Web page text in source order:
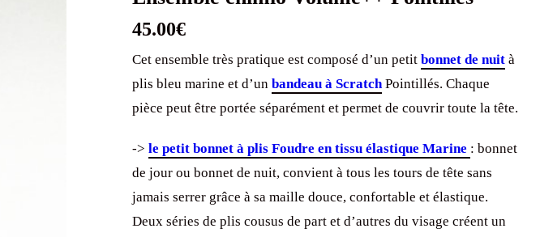
45.00€
Cet ensemble très pratique est composé d’un petitbonnet de nuit à
plis bleu marine et d’unbandeau à ScratchPointillés. Chaque
pièce peut être portée séparément et permet de couvrir toute la tête.
->le petit bonnet à plis Foudre en tissu élastique Marine : bonnet
de jour ou bonnet de nuit, convient à tous les tours de tête sans
jamais serrer grâce à sa maille douce, confortable et élastique.
Deux séries de plis cousus de part et d’autres du visage créent un